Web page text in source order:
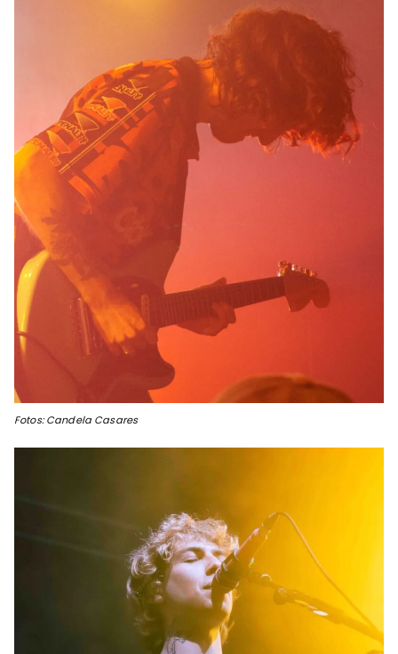
Fotos: Candela Casares